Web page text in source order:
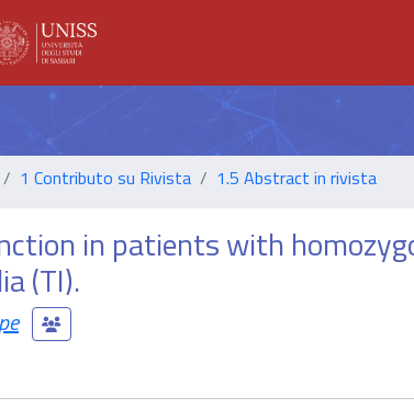
1 Contributo su Rivista 1.5 Abstract in rivista
in patients with
(TI).